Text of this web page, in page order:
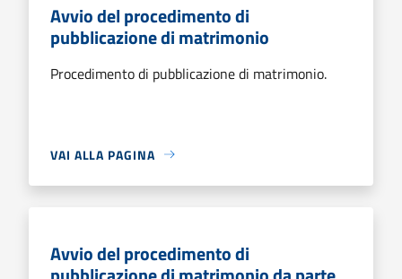
Avvio del procedimento di
pubblicazione di matrimonio
Procedimento di pubblicazione di matrimonio.
VAI ALLA PAGINA
Avvio del procedimento di